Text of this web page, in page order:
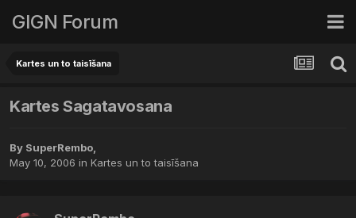
GIGN Forum
Kartes un to taisīšana
Kartes Sagatavosana
By SuperRembo,
May 10, 2006 in Kartes un to taisīšana